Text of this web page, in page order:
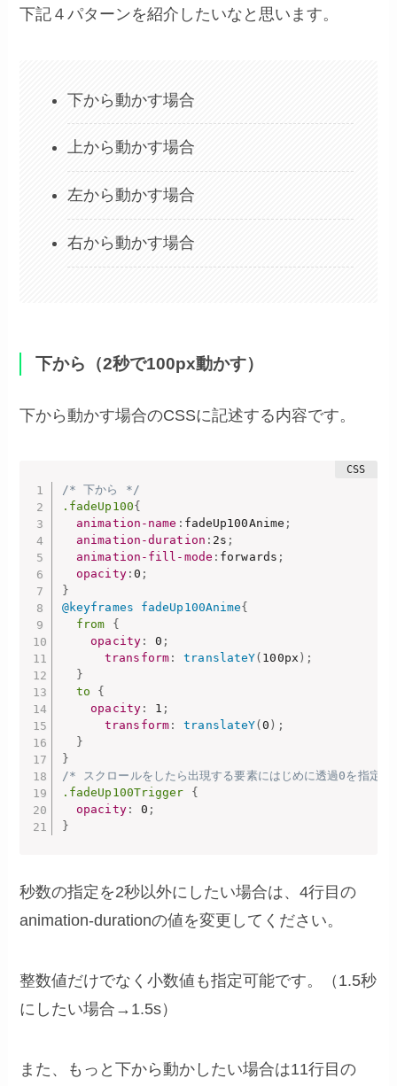
下記４パターンを紹介したいなと思います。
下から動かす場合
上から動かす場合
左から動かす場合
右から動かす場合
下から（2秒で100px動かす）
下から動かす場合のCSSに記述する内容です。
/* 下から */
.fadeUp100{
animation-name : fadeUp100Anime ;
animation-duration : 2s ;
animation-fill-mode : forwards ;
opacity: 0 ;
}
@keyframes fadeUp100Anime{
from
{
opacity : 0 ;
transform : translateY( 100px ) ;
}
to
{
opacity : 1 ;
transform : translateY(0 ) ;
}
}
/* スクロールをしたら出現する要素にはじめに透過0を指定
.fadeUp100Trigger
{
opacity: 0 ;
}
秒数の指定を2秒以外にしたい場合は、4行目の
animation-durationの値を変更してください。
整数値だけでなく小数値も指定可能です。（1.5秒
にしたい場合→1.5s）
また、もっと下から動かしたい場合は11行目の